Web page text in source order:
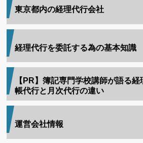
東京都内の経理代行会社
経理代行を委託する為の基本知識
【PR】簿記専門学校講師が語る
帳代行と月次代行の違い
運営会社情報